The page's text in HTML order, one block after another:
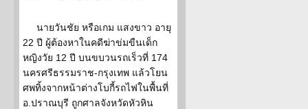
นายวันชัย หรือเกม แสงขาว อายุ
22 ปี ผู้ต้องหาในคดีฆ่าข่มขืนเด็ก
หญิงวัย 12 ปี บนขบวนรถเร็วที่ 174
นครศรีธรรมราช-กรุงเทพ แล้วโยน
ศพทิ้งจากหน้าต่างโบกี้รถไฟในพื้นที่
อ.ปราณบุรี ถูกศาลจังหวัดหัวหิน